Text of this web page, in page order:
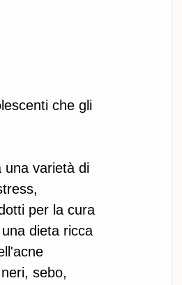
che gli
una varietà di
per la cura
dieta ricca
sebo,